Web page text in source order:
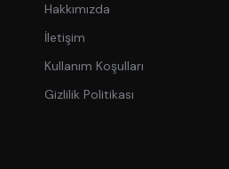
Hakkımızda
İletişim
Kullanım Koşulları
Gizlilik Politikası